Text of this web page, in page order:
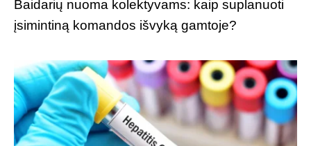
Baidarių nuoma kolektyvams: kaip suplanuoti
įsimintiną komandos išvyką gamtoje?